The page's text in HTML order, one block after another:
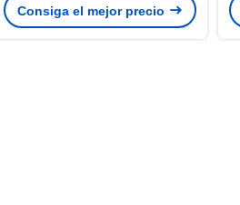
100Ah LiFePO4
Consiga el mejor precio